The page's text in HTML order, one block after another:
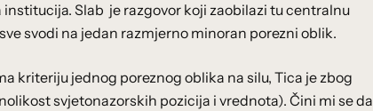
Slab je razgovor koji zaobilazi tu centralnu
svodi na jedan razmjerno minoran porezni oblik.
kriteriju jednog poreznog oblika na silu, Tica je zbog
svjetonazorskih pozicija i vrednota). Čini mi se da